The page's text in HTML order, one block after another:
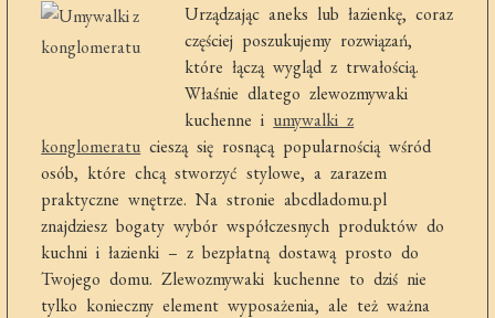
Urządzając aneks lub łazienkę, coraz
częściej poszukujemy rozwiązań,
które łączą wygląd z trwałością.
Właśnie dlatego zlewozmywaki
kuchenne i umywalki z
konglomeratu cieszą się rosnącą popularnością wśród
osób, które chcą stworzyć stylowe, a zarazem
praktyczne wnętrze. Na stronie abcdladomu.pl
znajdziesz bogaty wybór współczesnych produktów do
kuchni i łazienki – z bezpłatną dostawą prosto do
Twojego domu. Zlewozmywaki kuchenne to dziś nie
tylko konieczny element wyposażenia, ale też ważna